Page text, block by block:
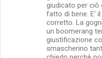
giudicato per ciò
fatto di bene. E'
corretto. La
un boomerang
giustificazione
smascherino